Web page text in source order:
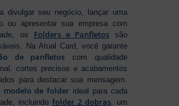
divulgar seu negócio, lançar uma
ou apresentar sua empresa com
os Folders e Panfletos são
Na Atual Card, você garante
de panfletos com qualidade
cortes precisos e acabamentos
para destacar sua mensagem.
modelo de folder ideal para cada
incluindofolder 2 dobras, um